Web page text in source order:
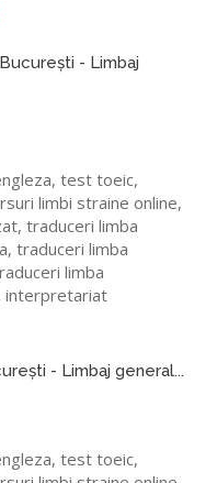
- Limbaj
- Limbaj general...